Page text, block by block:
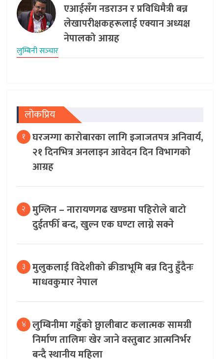
एआईसँग नडराउन र प्रविधिमैत्री बन्न
लेखापरीक्षकहरूलाई एक्यान अध्यक्ष
नेपालको आग्रह
लुम्बिनी सञ्‍चार
लोकप्रिय
१ घरजग्गा कारोबारका लागि इजाजतपत्र अनिवार्य,
२१ दिनभित्र अनलाइन आवेदन दिन विभागको
आग्रह
२ मुग्लिन – नारायणगढ खण्डमा पहिरोले बाटो
दुईतर्फी बन्द, खुल्न एक घण्टा लाग्ने सक्ने
३ मुलुकलाई विदेशीको क्रीडाभूमि बन्न दिनु हुँदैनः
माधवकुमार नेपाल
४ लुम्बिनीमा गहुँको छ्वालीबाट कलात्मक सामग्री
निर्माण तालिमः खेर जाने वस्तुबाट आत्मनिर्भर
बन्दै स्थानीय महिला